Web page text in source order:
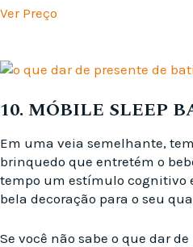
Ver Preço
10. MÓBILE SLEEP
Em uma veia semelhante,
brinquedo que entretém o
tempo um estímulo cognitivo
bela decoração para o seu
Se você não sabe o que dar